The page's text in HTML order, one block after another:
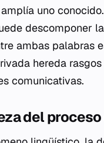
uno
descomponer
ambas palabras
hereda
comunicativas.
del